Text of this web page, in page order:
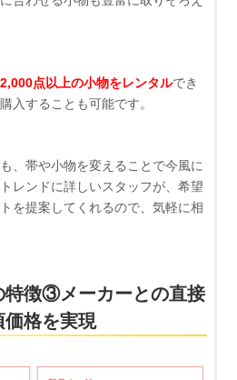
2,000点以上の小物をレンタルでき
入することも可能です。
、帯や小物を変えることで今風に
レンドに詳しいスタッフが、希望
を提案してくれるので、気軽に相
特徴③メーカーとの直接
価格を実現